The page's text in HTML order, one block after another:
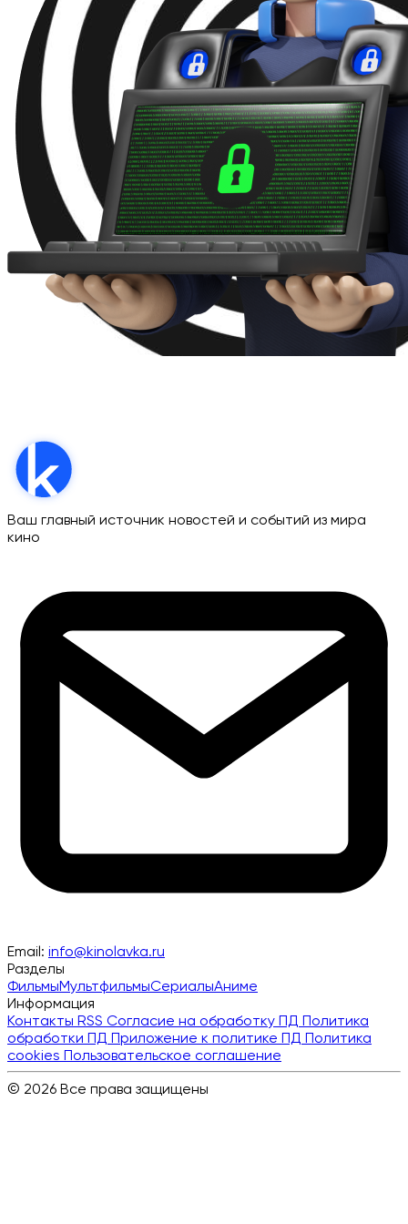
Ваш главный источник новостей и событий из мира
кино
Email: info@kinolavka.ru
Разделы
ФильмыМультфильмыСериалыАниме
Информация
Контакты RSS Согласие на обработку ПД Политика
обработки ПД Приложение к политике ПД Политика
cookies Пользовательское соглашение
© 2026 Все права защищены